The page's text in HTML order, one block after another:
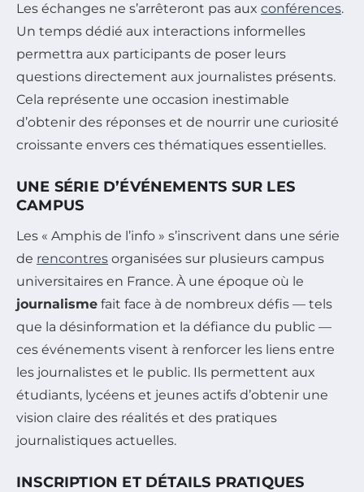
Les échanges ne s’arrêteront pas aux conférences.
Un temps dédié aux interactions informelles
permettra aux participants de poser leurs
questions directement aux journalistes présents.
Cela représente une occasion inestimable
d’obtenir des réponses et de nourrir une curiosité
croissante envers ces thématiques essentielles.
UNE SÉRIE D’ÉVÉNEMENTS SUR LES
CAMPUS
Les « Amphis de l’info » s’inscrivent dans une série
de rencontres organisées sur plusieurs campus
universitaires en France. À une époque où le
journalisme fait face à de nombreux défis — tels
que la désinformation et la défiance du public —
ces événements visent à renforcer les liens entre
les journalistes et le public. Ils permettent aux
étudiants, lycéens et jeunes actifs d’obtenir une
vision claire des réalités et des pratiques
journalistiques actuelles.
INSCRIPTION ET DÉTAILS PRATIQUES